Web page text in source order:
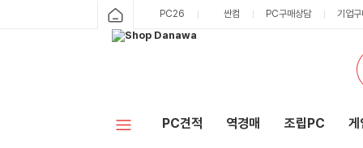
PC26 싼컴 PC구매상담 기업
PC견적 역경매 조립PC 게